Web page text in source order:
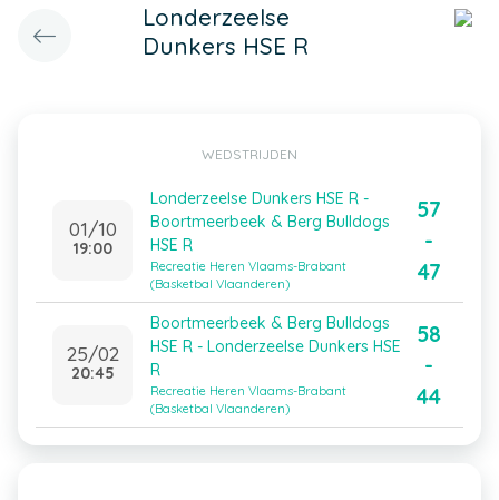
Londerzeelse
Dunkers HSE R
WEDSTRIJDEN
01/10
19:00
Londerzeelse Dunkers HSE R -
Boortmeerbeek & Berg Bulldogs
HSE R
Recreatie Heren Vlaams-Brabant
(Basketbal Vlaanderen)
57
-
47
25/02
20:45
Boortmeerbeek & Berg Bulldogs
HSE R - Londerzeelse Dunkers HSE
R
Recreatie Heren Vlaams-Brabant
(Basketbal Vlaanderen)
58
-
44